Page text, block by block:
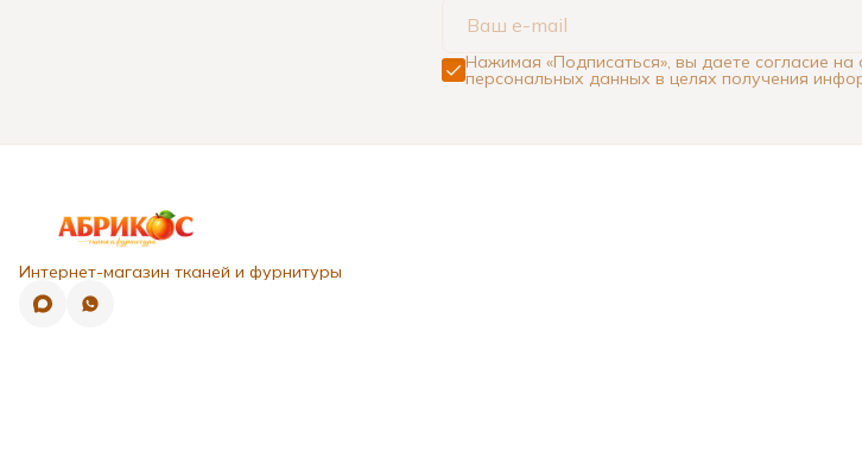
Нажимая «Подписаться», вы даете согласие
персональных данных в целях получения
Интернет-магазин тканей и фурнитуры